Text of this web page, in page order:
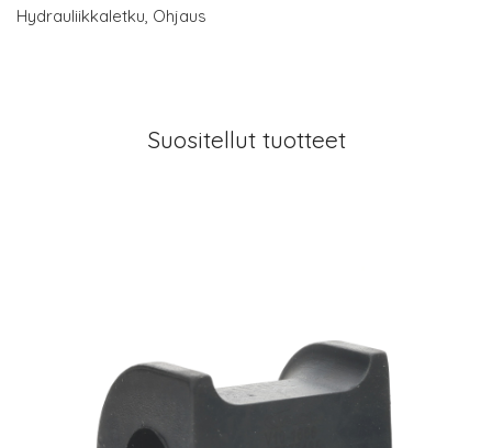
Hydrauliikkaletku, Ohjaus
Suositellut tuotteet